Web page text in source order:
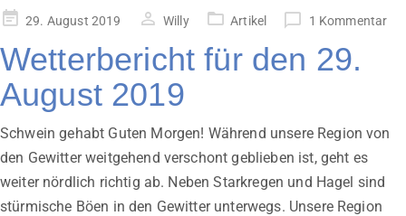
Veröffentlicht
29. August 2019 Willy Artikel 1 Kommentar
Wetterbericht für den 29.
August 2019
Schwein gehabt Guten Morgen! Während unsere Region von
den Gewitter weitgehend verschont geblieben ist, geht es
weiter nördlich richtig ab. Neben Starkregen und Hagel sind
stürmische Böen in den Gewitter unterwegs. Unsere Region